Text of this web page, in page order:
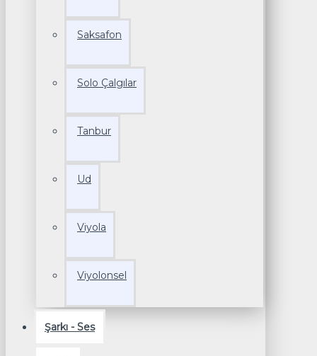
Saksafon
Solo Çalgılar
Tanbur
Ud
Viyola
Viyolonsel
Şarkı - Ses